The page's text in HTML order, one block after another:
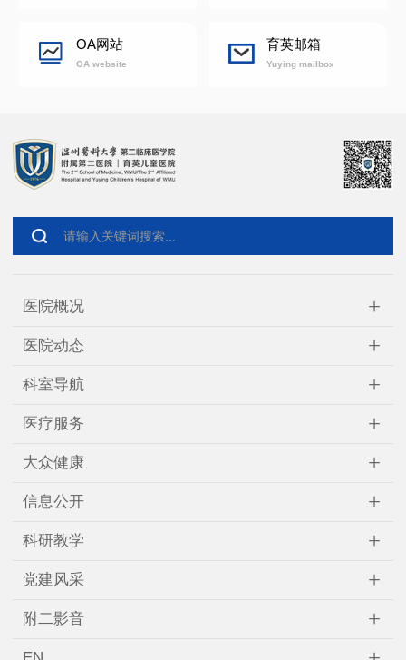
OA网站
OA website
育英邮箱
Yuying mailbox
医院概况 +
医院动态 +
科室导航 +
医疗服务 +
大众健康 +
信息公开 +
科研教学 +
党建风采 +
附二影音 +